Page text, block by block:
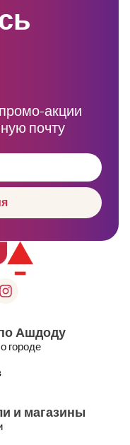
акции
почту
Ашдоду
городе
и магазины